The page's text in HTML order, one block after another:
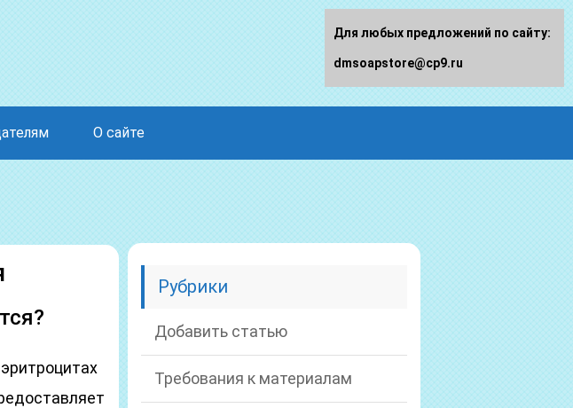
О сайте
Рубрики
Добавить статью
Требования к материалам
Для любых предложений по сайту:
dmsoapstore@cp9.ru